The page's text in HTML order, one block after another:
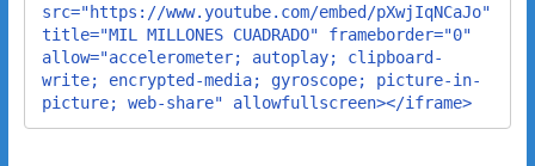
src="https://www.youtube.com/embed/pXwjIqNCaJo"
title="MIL MILLONES CUADRADO" frameborder="0"
allow="accelerometer; autoplay; clipboard-
write; encrypted-media; gyroscope; picture-in-
picture; web-share" allowfullscreen></iframe>